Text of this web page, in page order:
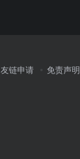
友链申请 免责声明